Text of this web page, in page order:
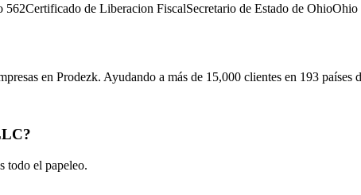
562Certificado de Liberacion FiscalSecretario de Estado de OhioOhio
en Prodezk. Ayudando a más de 15,000 clientes en 193 países
todo el papeleo.